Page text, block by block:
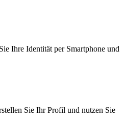
Ihre Identität per Smartphone und
Sie Ihr Profil und nutzen Sie